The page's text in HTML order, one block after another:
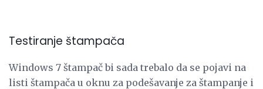
Testiranje štampača
Windows 7 štampač bi sada trebalo da se pojavi na
listi štampača u oknu za podešavanje za štampanje i